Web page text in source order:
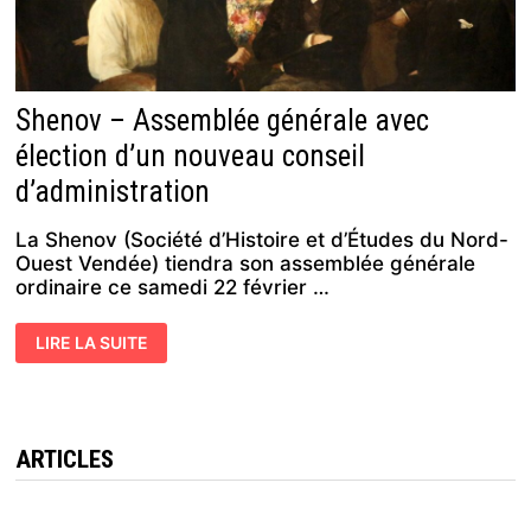
Shenov – Assemblée générale avec
élection d’un nouveau conseil
d’administration
La Shenov (Société d’Histoire et d’Études du Nord-
Ouest Vendée) tiendra son assemblée générale
ordinaire ce samedi 22 février …
SHENOV
–
NOUVEAU
CONSEIL
D’ADMINISTRATION
LIRE LA SUITE
ARTICLES